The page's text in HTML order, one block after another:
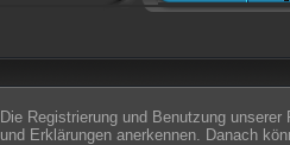
Die Registrierung und Benutzung
und Erklärungen anerkennen. Danach